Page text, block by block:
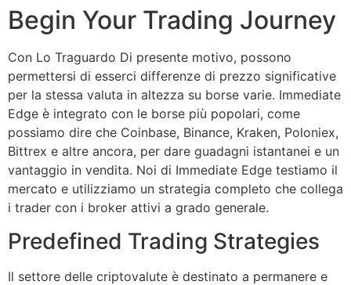
Begin Your Trading Journey
Con Lo Traguardo Di presente motivo, possono
permettersi di esserci differenze di prezzo significative
per la stessa valuta in altezza su borse varie. Immediate
Edge è integrato con le borse più popolari, come
possiamo dire che Coinbase, Binance, Kraken, Poloniex,
Bittrex e altre ancora, per dare guadagni istantanei e un
vantaggio in vendita. Noi di Immediate Edge testiamo il
mercato e utilizziamo un strategia completo che collega
i trader con i broker attivi a grado generale.
Predefined Trading Strategies
Il settore delle criptovalute è destinato a permanere e